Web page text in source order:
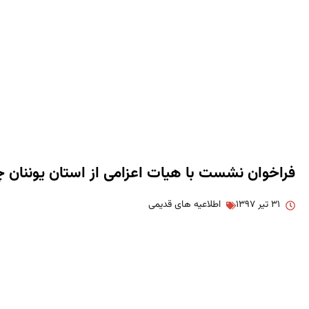
فراخوان نشست با هیات اعزامی از استان
۳۱ تیر ۱۳۹۷ اطلاعیه های قدیمی